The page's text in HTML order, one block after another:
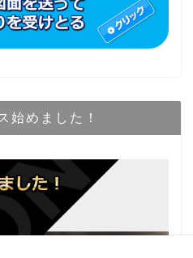
始めました！